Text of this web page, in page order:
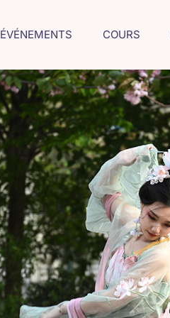
ÉVÉNEMENTS COURS